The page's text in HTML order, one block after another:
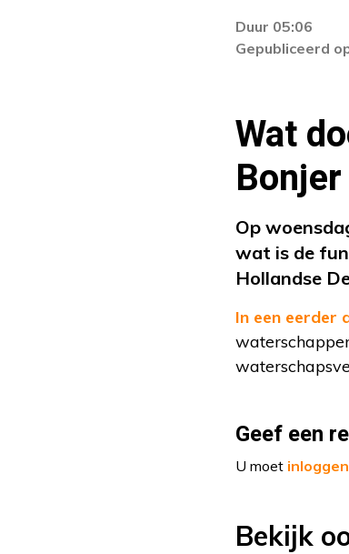
De
Duur 05:06
Gepubliceerd
Wat
Op
wat is de
Hollandse
In een eerder
Geef een
U moet inloggen
Bekijk